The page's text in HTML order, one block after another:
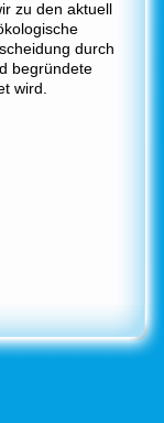
zu den aktuell
durch
begründete
wird.